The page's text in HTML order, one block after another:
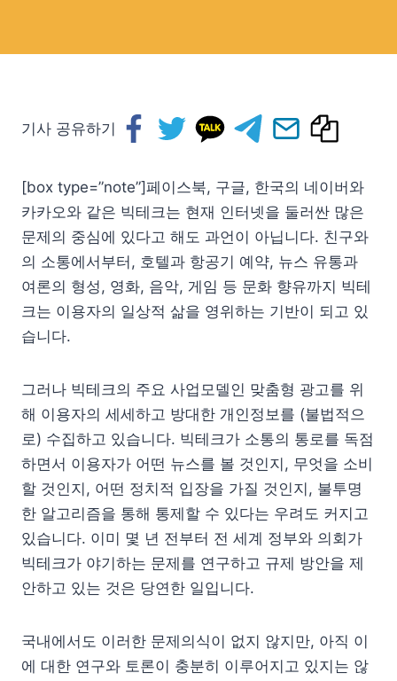
기사 공유하기
[box type=”note”]페이스북, 구글, 한국의 네이버와
카카오와 같은 빅테크는 현재 인터넷을 둘러싼 많은
문제의 중심에 있다고 해도 과언이 아닙니다. 친구와
의 소통에서부터, 호텔과 항공기 예약, 뉴스 유통과
여론의 형성, 영화, 음악, 게임 등 문화 향유까지 빅테
크는 이용자의 일상적 삶을 영위하는 기반이 되고 있
습니다.
그러나 빅테크의 주요 사업모델인 맞춤형 광고를 위
해 이용자의 세세하고 방대한 개인정보를 (불법적으
로) 수집하고 있습니다. 빅테크가 소통의 통로를 독점
하면서 이용자가 어떤 뉴스를 볼 것인지, 무엇을 소비
할 것인지, 어떤 정치적 입장을 가질 것인지, 불투명
한 알고리즘을 통해 통제할 수 있다는 우려도 커지고
있습니다. 이미 몇 년 전부터 전 세계 정부와 의회가
빅테크가 야기하는 문제를 연구하고 규제 방안을 제
안하고 있는 것은 당연한 일입니다.
국내에서도 이러한 문제의식이 없지 않지만, 아직 이
에 대한 연구와 토론이 충분히 이루어지고 있지는 않